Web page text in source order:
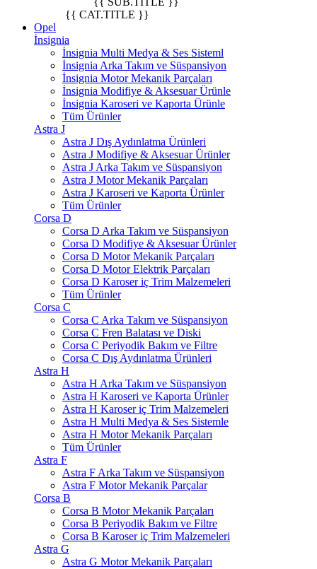
{{ CAT.TITLE }}
Opel
İnsignia
İnsignia Multi Medya & Ses Sisteml
İnsignia Arka Takım ve Süspansiyon
İnsignia Motor Mekanik Parçaları
İnsignia Modifiye & Aksesuar Ürünle
İnsignia Karoseri ve Kaporta Ürünle
Tüm Ürünler
Astra J
Astra J Dış Aydınlatma Ürünleri
Astra J Modifiye & Aksesuar Ürünler
Astra J Arka Takım ve Süspansiyon
Astra J Motor Mekanik Parçaları
Astra J Karoseri ve Kaporta Ürünler
Tüm Ürünler
Corsa D
Corsa D Arka Takım ve Süspansiyon
Corsa D Modifiye & Aksesuar Ürünler
Corsa D Motor Mekanik Parçaları
Corsa D Motor Elektrik Parçaları
Corsa D Karoser iç Trim Malzemeleri
Tüm Ürünler
Corsa C
Corsa C Arka Takım ve Süspansiyon
Corsa C Fren Balatası ve Diski
Corsa C Periyodik Bakım ve Filtre
Corsa C Dış Aydınlatma Ürünleri
Astra H
Astra H Arka Takım ve Süspansiyon
Astra H Karoseri ve Kaporta Ürünler
Astra H Karoser iç Trim Malzemeleri
Astra H Multi Medya & Ses Sistemle
Astra H Motor Mekanik Parçaları
Tüm Ürünler
Astra F
Astra F Arka Takım ve Süspansiyon
Astra F Motor Mekanik Parçalar
Corsa B
Corsa B Motor Mekanik Parçaları
Corsa B Periyodik Bakım ve Filtre
Corsa B Karoser iç Trim Malzemeleri
Astra G
Astra G Motor Mekanik Parçaları